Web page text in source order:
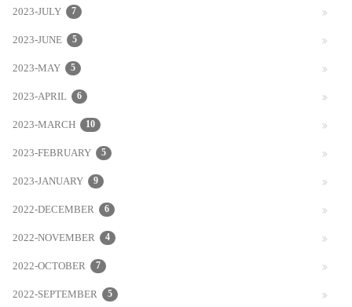
2023-JULY 7
2023-JUNE 5
2023-MAY 5
2023-APRIL 6
2023-MARCH 10
2023-FEBRUARY 5
2023-JANUARY 9
2022-DECEMBER 6
2022-NOVEMBER 4
2022-OCTOBER 7
2022-SEPTEMBER 5